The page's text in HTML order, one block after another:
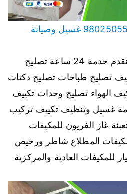
تصليح مكيفات المطلاع 98025055 غسيل وصيانة
تصليح مكيفات المطلاع نقدم خدمة 24 ساعة تصليح
تصليح طباخات تصليح دكتات
الهواء تصليح وحدات تكييف
غسيل وتنظيف تكييف تركيب
غاز الفريون للمكيفات
المطلاع شاطر ورخيص
للمكيفات العادية والمركزية